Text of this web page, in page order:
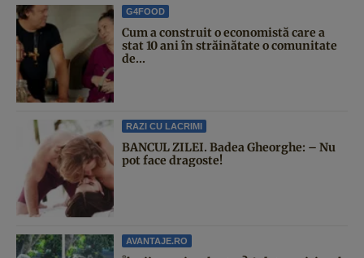
G4FOOD
Cum a construit o economistă care a
stat 10 ani în străinătate o comunitate
de...
RAZI CU LACRIMI
BANCUL ZILEI. Badea Gheorghe: – Nu
pot face dragoste!
AVANTAJE.RO